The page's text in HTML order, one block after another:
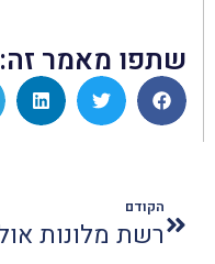
שתפו מאמר זה:
הקודם